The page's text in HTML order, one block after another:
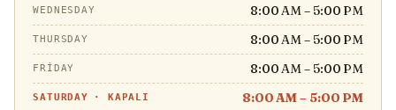
WEDNESDAY 8:00 AM – 5:00 PM
THURSDAY 8:00 AM – 5:00 PM
FRIDAY 8:00 AM – 5:00 PM
SATURDAY · KAPALI 8:00 AM – 5:00 PM